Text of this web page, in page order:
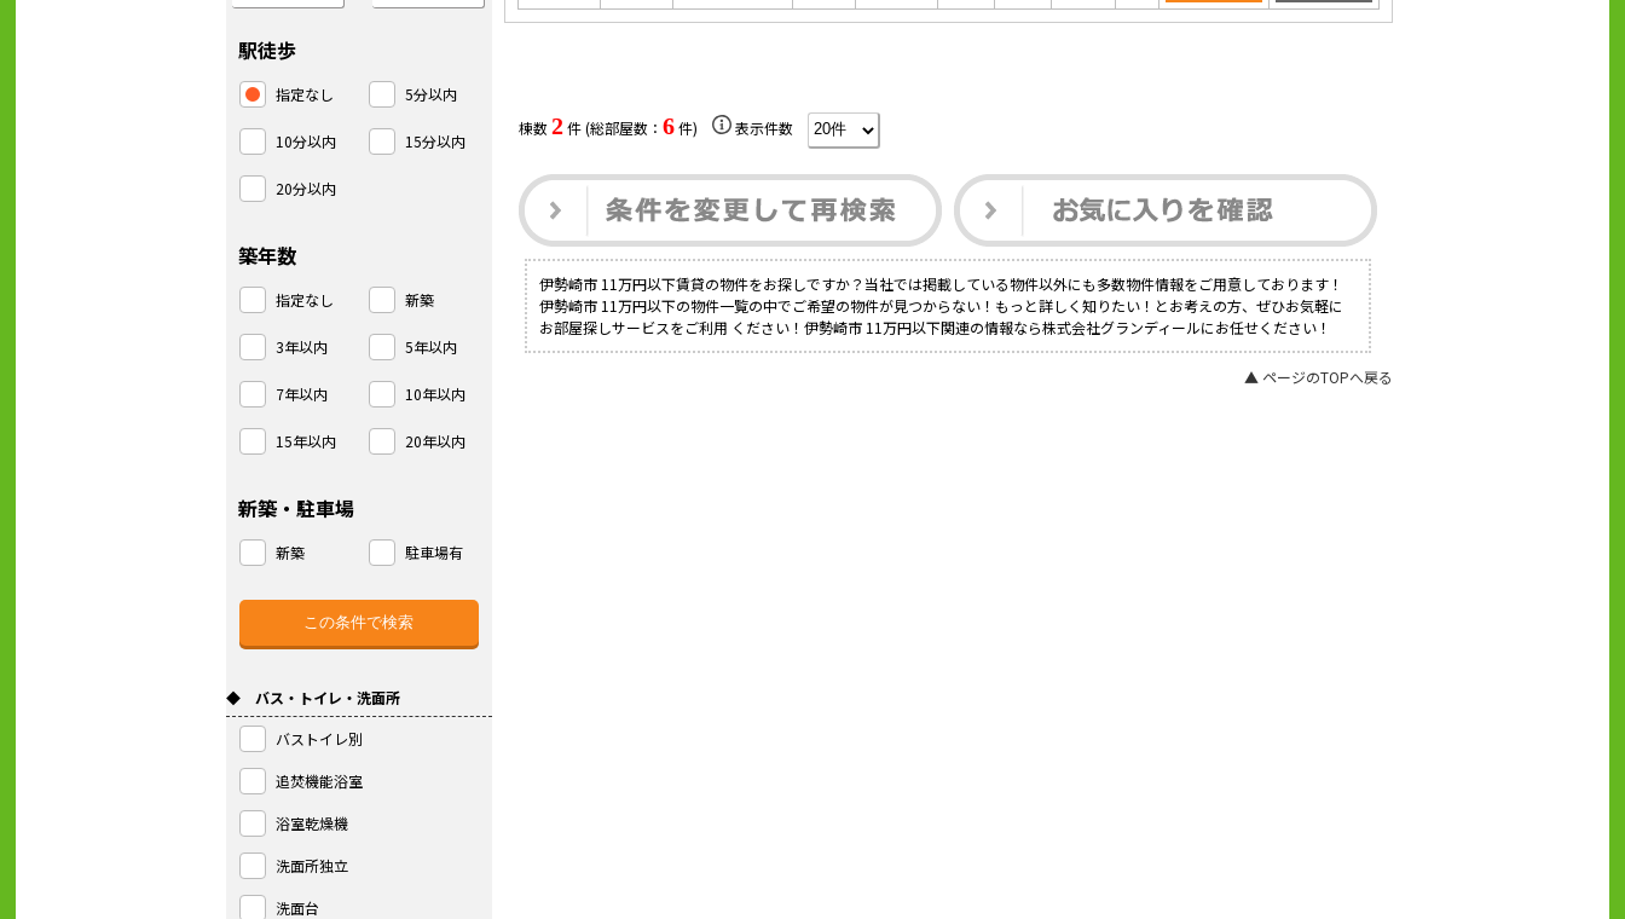
棟数2件 (総部屋数：6件) 表示件数
伊勢崎市 11万円以下賃貸の物件をお探しですか？当社では掲載している物件以外にも多数物件情報をご用意しております！
伊勢崎市 11万円以下の物件一覧の中でご希望の物件が見つからない！もっと詳しく知りたい！とお考えの方、ぜひお気軽に
お部屋探しサービスをご利用 ください！伊勢崎市 11万円以下関連の情報なら株式会社グランディールにお任せください！
▲ ページのTOPへ戻る
駅徒歩
指定なし 5分以内
10分以内 15分以内
20分以内
築年数
指定なし 新築
3年以内 5年以内
7年以内 10年以内
15年以内 20年以内
新築・駐車場
新築 駐車場有
◆ バス・トイレ・洗面所
バストイレ別
追焚機能浴室
浴室乾燥機
洗面所独立
洗面台